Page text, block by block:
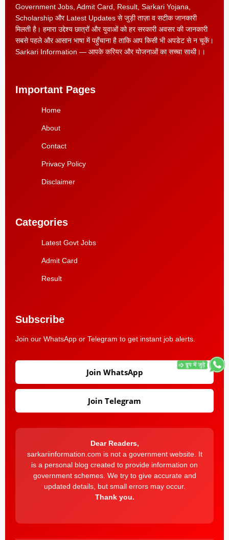
Government Jobs, Admit Card, Result, Sarkari Yojana,
Scholarship और Latest Updates से जुड़ी ताज़ा व सटीक जानकारी
मिलती है। हमारा उद्देश्य छात्रों और युवाओं को हर सरकारी अवसर की जानकारी
सबसे पहले और आसान भाषा में पहुँचाना है ताकि आप किसी भी अपडेट से न चूकें।
Sarkari Information — आपके करियर और योजनाओं का सच्चा साथी।।
Important Pages
Home
About
Contact
Privacy Policy
Disclaimer
Categories
Latest Govt Jobs
Admit Card
Result
Subscribe
Join our WhatsApp or Telegram to get instant job alerts.
Join WhatsApp
Join Telegram
Dear Readers,
sarkariinformation.com is not a government website. It
is a personal blog created to provide information on
government schemes. We try to give accurate and
updated details, but small errors may occur.
Thank you.